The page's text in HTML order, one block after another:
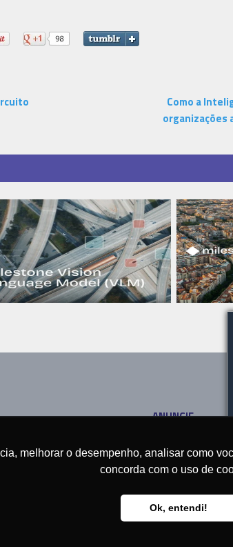
melhorar o desempenho, analisar como
concorda com o uso de
Ok, entendi!
Como a
organizações
ANUNCIE
CONTATO